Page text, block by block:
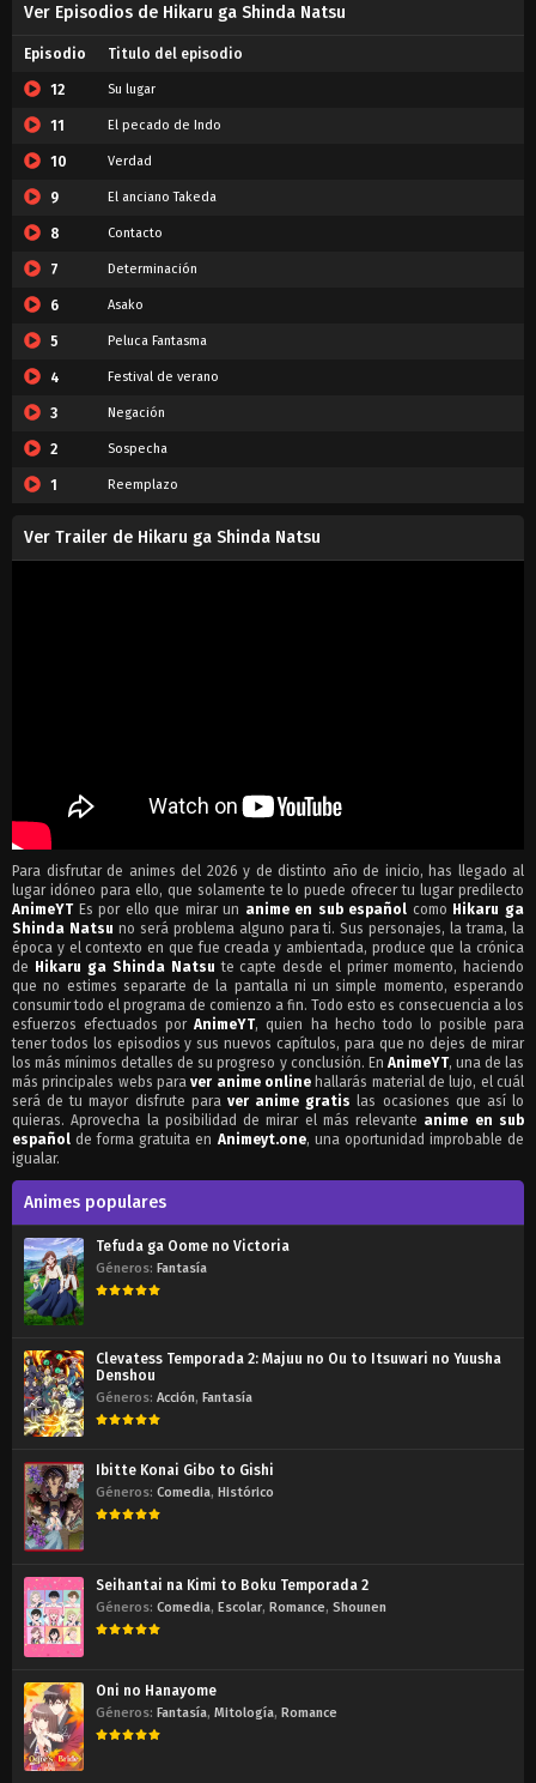
Ver Episodios de Hikaru ga Shinda Natsu
Episodio Titulo del episodio
12 Su lugar
11 El pecado de Indo
10 Verdad
9 El anciano Takeda
8 Contacto
7 Determinación
6 Asako
5 Peluca Fantasma
4 Festival de verano
3 Negación
2 Sospecha
1 Reemplazo
Ver Trailer de Hikaru ga Shinda Natsu
Para disfrutar de animes del 2026 y de distinto año de inicio, has llegado al
lugar idóneo para ello, que solamente te lo puede ofrecer tu lugar predilecto
AnimeYTEs por ello que mirar un anime en sub español como Hikaru ga
Shinda Natsu no será problema alguno para ti. Sus personajes, la trama, la
época y el contexto en que fue creada y ambientada, produce que la crónica
de Hikaru ga Shinda Natsu te capte desde el primer momento, haciendo
que no estimes separarte de la pantalla ni un simple momento, esperando
consumir todo el programa de comienzo a fin. Todo esto es consecuencia a los
esfuerzos efectuados porAnimeYT, quien ha hecho todo lo posible para
tener todos los episodios y sus nuevos capítulos, para que no dejes de mirar
los más mínimos detalles de su progreso y conclusión. En AnimeYT, una de las
más principales webs paraver anime online hallarás material de lujo, el cuál
será de tu mayor disfrute para ver anime gratis las ocasiones que así lo
quieras. Aprovecha la posibilidad de mirar el más relevante anime en sub
español de forma gratuita en Animeyt.one, una oportunidad improbable de
igualar.
Animes populares
Tefuda ga Oome no Victoria
Géneros: Fantasía
Clevatess Temporada 2: Majuu no Ou to Itsuwari no Yuusha
Denshou
Géneros: Acción, Fantasía
Ibitte Konai Gibo to Gishi
Géneros: Comedia, Histórico
Seihantai na Kimi to Boku Temporada 2
Géneros: Comedia, Escolar, Romance, Shounen
Oni no Hanayome
Géneros: Fantasía, Mitología, Romance